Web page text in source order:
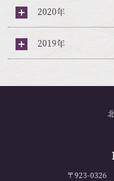
2020年
2019年
〒923-0326